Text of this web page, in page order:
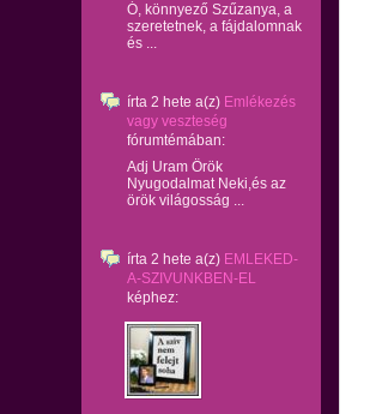
Ó, könnyező Szűzanya, a
szeretetnek, a fájdalomnak
és ...
írta 2 hete a(z) Emlékezés
vagy veszteség
fórumtémában:
Adj Uram Örök
Nyugodalmat Neki,és az
örök világosság ...
írta 2 hete a(z) EMLEKED-
A-SZIVUNKBEN-EL
képhez: